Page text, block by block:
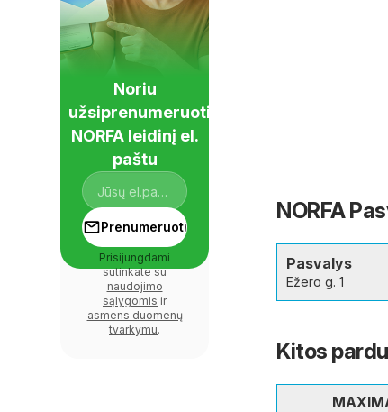
NORFA
Pasvalys
Ežero g. 1
Kitos
Noriu
užsiprenumeruoti
NORFA leidinį el.
paštu
Prenumeruoti
Prisijungdami
sutinkate su
naudojimo
sąlygomis ir
asmens duomenų
tvarkymu.